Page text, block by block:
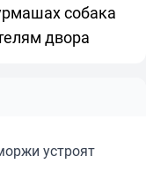
собака
двора
устроят